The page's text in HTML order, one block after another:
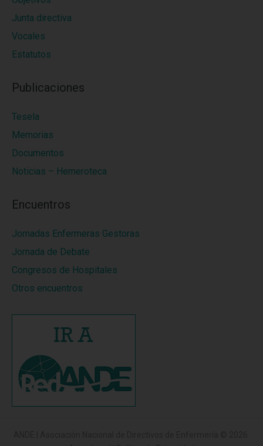
Junta directiva
Vocales
Estatutos
Publicaciones
Tesela
Memorias
Documentos
Noticias – Hemeroteca
Encuentros
Jornadas Enfermeras Gestoras
Jornada de Debate
Congresos de Hospitales
Otros encuentros